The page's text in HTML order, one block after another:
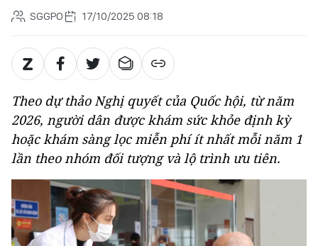
SGGPO 17/10/2025 08:18
Theo dự thảo Nghị quyết của Quốc hội, từ năm
2026, người dân được khám sức khỏe định kỳ
hoặc khám sàng lọc miễn phí ít nhất mỗi năm 1
lần theo nhóm đối tượng và lộ trình ưu tiên.